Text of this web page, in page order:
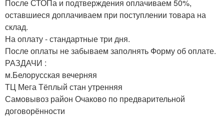
После СТОПа и подтверждения оплачиваем 50%,
оставшиеся доплачиваем при поступлении товара на
склад.
На оплату - стандартные три дня.
После оплаты не забываем заполнять Форму об оплате.
РАЗДАЧИ :
м.Белорусская вечерняя
ТЦ Мега Тёплый стан утренняя
Самовывоз район Очаково по предварительной
договорённости